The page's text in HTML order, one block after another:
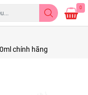
0
chính hãng